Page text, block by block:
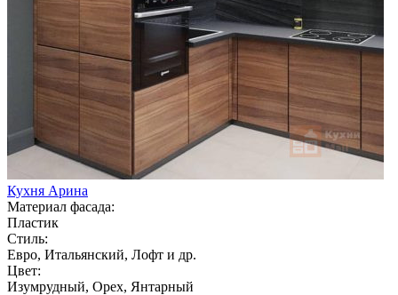
Кухня Арина
Материал фасада:
Пластик
Стиль:
Евро, Итальянский, Лофт и др.
Цвет:
Изумрудный, Орех, Янтарный